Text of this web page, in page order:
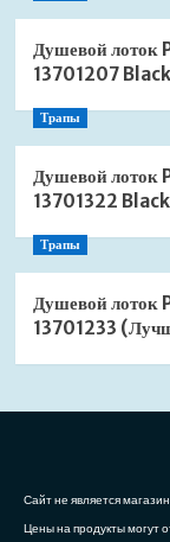
Душевой
13701207
Трапы
Душевой
13701322
Трапы
Душевой
13701233
Сайт не является
Цены на продукты могут